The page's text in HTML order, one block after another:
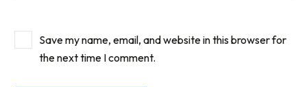
Save my name, email, and website in this browser for
the next time I comment.